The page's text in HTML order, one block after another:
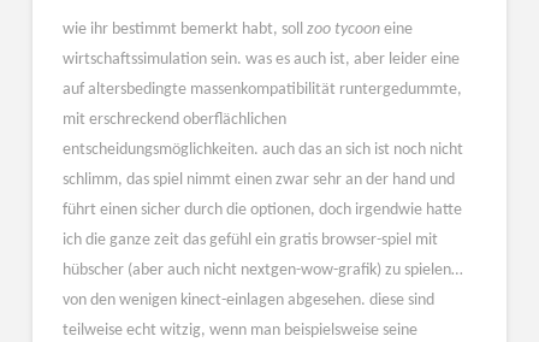
wie ihr bestimmt bemerkt habt, soll zoo tycooneine
wirtschaftssimulation sein. was es auch ist, aber leider eine
auf altersbedingte massenkompatibilität runtergedummte,
mit erschreckend oberflächlichen
entscheidungsmöglichkeiten. auch das an sich ist noch nicht
schlimm, das spiel nimmt einen zwar sehr an der hand und
führt einen sicher durch die optionen, doch irgendwie hatte
ich die ganze zeit das gefühl ein gratis browser-spiel mit
hübscher (aber auch nicht nextgen-wow-grafik) zu spielen…
von den wenigen kinect-einlagen abgesehen. diese sind
teilweise echt witzig, wenn man beispielsweise seine